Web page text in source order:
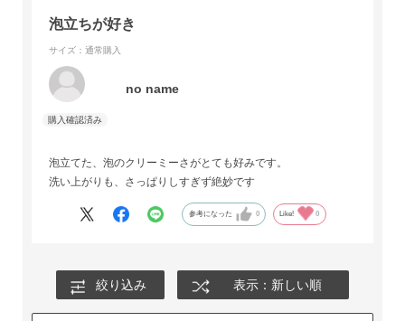
泡立ちが好き
サイズ：通常購入
no name
泡立てた、泡のクリーミーさがとても好みです。
洗い上がりも、さっぱりしすぎず絶妙です
参考になった 0 Like! 0
絞り込み 表示：新しい順